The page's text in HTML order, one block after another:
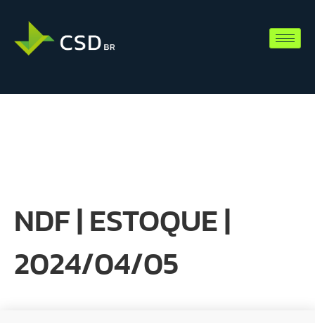
NDF | ESTOQUE |
2024/04/05